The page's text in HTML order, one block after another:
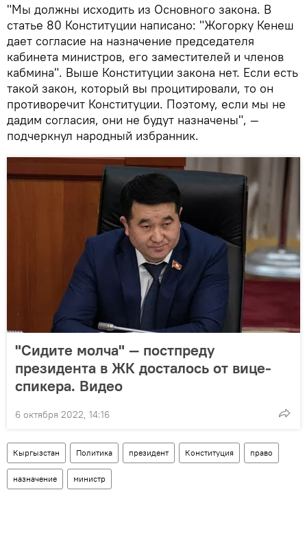
"Мы должны исходить из Основного закона. В
статье 80 Конституции написано: "Жогорку Кенеш
дает согласие на назначение председателя
кабинета министров, его заместителей и членов
кабмина". Выше Конституции закона нет. Если есть
такой закон, который вы процитировали, то он
противоречит Конституции. Поэтому, если мы не
дадим согласия, они не будут назначены", —
подчеркнул народный избранник.
"Сидите молча" — постпреду
президента в ЖК досталось от вице-
спикера. Видео
6 октября 2022, 14:16
Кыргызстан Политика президент Конституция право
назначение министр